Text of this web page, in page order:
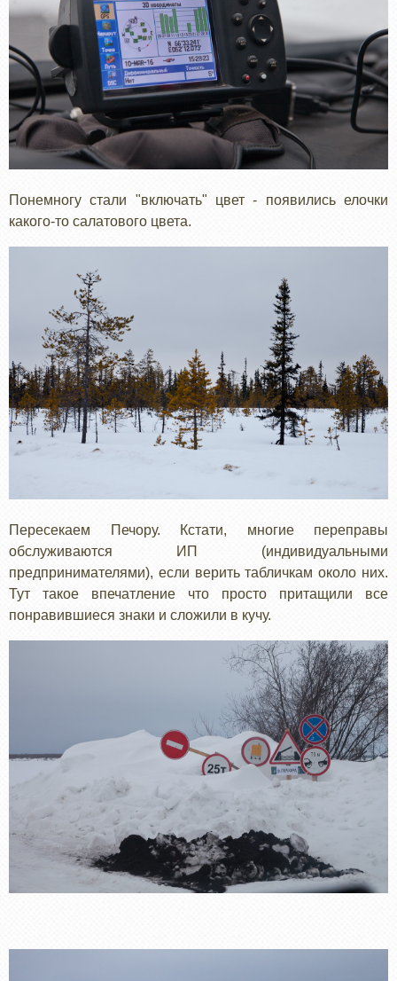
Понемногу стали "включать" цвет - появились елочки
какого-то салатового цвета.
Пересекаем Печору. Кстати, многие переправы
обслуживаются ИП (индивидуальными
предпринимателями), если верить табличкам около них.
Тут такое впечатление что просто притащили все
понравившиеся знаки и сложили в кучу.